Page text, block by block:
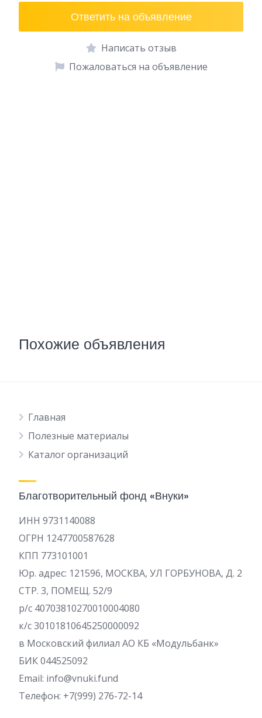
Ответить на объявление
Написать отзыв
Пожаловаться на объявление
Похожие объявления
Главная
Полезные материалы
Каталог организаций
Благотворительный фонд «Внуки»
ИНН 9731140088
ОГРН 1247700587628
КПП 773101001
Юр. адрес: 121596, МОСКВА, УЛ ГОРБУНОВА, Д. 2
СТР. 3, ПОМЕЩ. 52/9
р/c 40703810270010004080
к/с 30101810645250000092
в Московский филиал АО КБ «Модульбанк»
БИК 044525092
Email: info@vnuki.fund
Телефон: +7(999) 276-72-14